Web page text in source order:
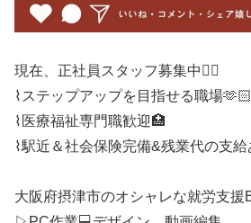
現在、正社員スタッフ募集中🙋‍♀️
⌇ステップアップを目指せる職場🫶🏻
⌇医療福祉専門職歓迎🏥
⌇駅近＆社会保険完備&残業代の支給
大阪府摂津市のオシャレな就労支援